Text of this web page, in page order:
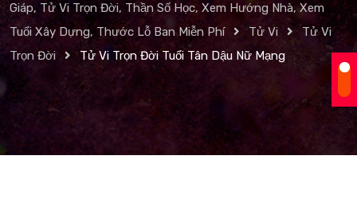
Giáp, Tử Vi Trọn Đời, Thần Số Học, Xem Hướng Nhà, Xem
Tuổi Xây Dựng, Thước Lỗ Ban Miễn Phí
Tử Vi
Tử Vi
Trọn Đời
Tử Vi Trọn Đời Tuổi Tân Dậu Nữ Mạng